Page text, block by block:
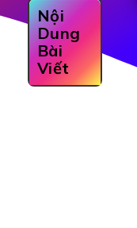
Nội
Dung
Bài
Viết